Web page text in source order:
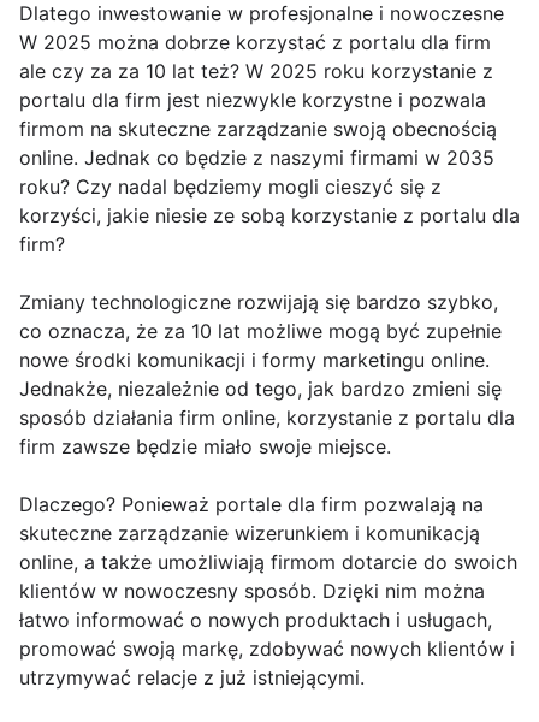
Dlatego inwestowanie w profesjonalne i nowoczesne
W 2025 można dobrze korzystać z portalu dla firm
ale czy za za 10 lat też? W 2025 roku korzystanie z
portalu dla firm jest niezwykle korzystne i pozwala
firmom na skuteczne zarządzanie swoją obecnością
online. Jednak co będzie z naszymi firmami w 2035
roku? Czy nadal będziemy mogli cieszyć się z
korzyści, jakie niesie ze sobą korzystanie z portalu dla
firm?
Zmiany technologiczne rozwijają się bardzo szybko,
co oznacza, że za 10 lat możliwe mogą być zupełnie
nowe środki komunikacji i formy marketingu online.
Jednakże, niezależnie od tego, jak bardzo zmieni się
sposób działania firm online, korzystanie z portalu dla
firm zawsze będzie miało swoje miejsce.
Dlaczego? Ponieważ portale dla firm pozwalają na
skuteczne zarządzanie wizerunkiem i komunikacją
online, a także umożliwiają firmom dotarcie do swoich
klientów w nowoczesny sposób. Dzięki nim można
łatwo informować o nowych produktach i usługach,
promować swoją markę, zdobywać nowych klientów i
utrzymywać relacje z już istniejącymi.